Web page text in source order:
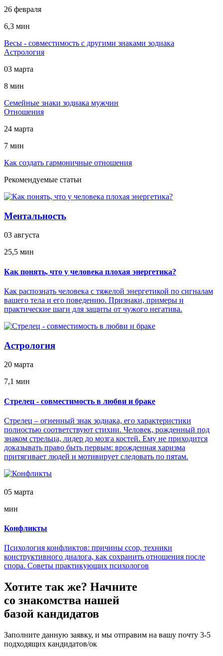
26 февраля
6,3 мин
Весы - совместимость с другими знаками зодиака
Астрология
03 марта
8 мин
Cемейные знаки зодиака мужчин
Отношения
24 марта
7 мин
Как создать гармоничные отношения
Рекомендуемые статьи
Ментальность
03 августа
25,5 мин
Как понять, что у человека плохая энергетика?
Как распознать человека с тяжелой энергетикой по сигналам
вашего тела и его поведению. Признаки, примеры и
практические шаги для защиты от чужого негатива.
Астрология
20 марта
7,1 мин
Стрелец - совместимость в любви и браке
Стрелец – огненный знак зодиака, его характеристики
полностью соответствуют стихии. Человек, рожденный под
знаком стрельца, лидер до мозга костей. Ему не приходится
доказывать право быть первым: врожденная харизма
притягивает людей и мотивирует следовать по пятам.
05 марта
мин
Конфликты
Психология конфликтов: причины ссор, техники
конструктивного диалога, как сохранить отношения после
спора. Советы практикующих психологов
Хотите так же? Начните
со знакомства нашей
базой кандидатов
Заполните данную заявку, и мы отправим на вашу почту 3-5
подходящих кандидатов/ок